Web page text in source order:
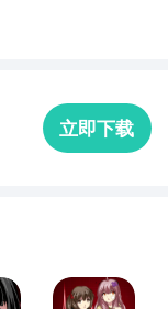
立即下载